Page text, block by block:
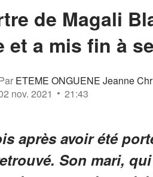
de Magali
et a mis fin à
ETEME ONGUENE Jeanne
nov. 2021
21:43
après avoir été
Son mari,